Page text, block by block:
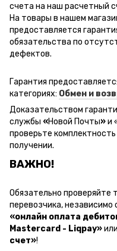
счета на наш расчетный
На товары в нашем
предоставляется
обязательства по
дефектов.
Гарантия
категориях: Обмен и
Доказательством
службы «Новой Почты»и
проверьте
получении.
ВАЖНО!
Обязательно проверяйте
перевозчика, независимо
«онлайн оплата
Mastercard - Liqpay»или
счет»!